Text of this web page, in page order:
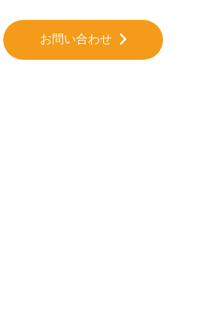
お問い合わせ